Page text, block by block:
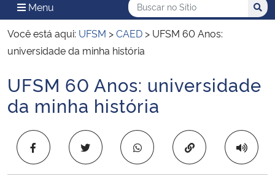
Ministério das Relações Exteriores
Ministério da Infraestrutura
Ministério da Educação
Menu Menu Principal do Sítio
Busca
Buscar no no Sítio
Busca:
Você está aqui: UFSM >CAED > UFSM 60 Anos:
universidade da minha história
Início do conteúdo
UFSM 60 Anos: universidade
da minha história
Copiar para área